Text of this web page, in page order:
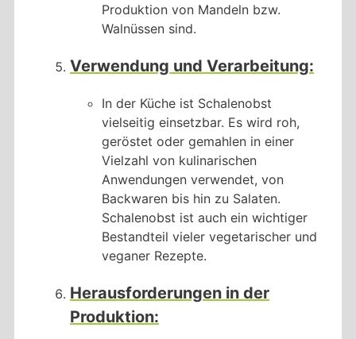
Produktion von Mandeln bzw.
Walnüssen sind.
Verwendung und Verarbeitung:
In der Küche ist Schalenobst
vielseitig einsetzbar. Es wird roh,
geröstet oder gemahlen in einer
Vielzahl von kulinarischen
Anwendungen verwendet, von
Backwaren bis hin zu Salaten.
Schalenobst ist auch ein wichtiger
Bestandteil vieler vegetarischer und
veganer Rezepte.
Herausforderungen in der
Produktion: